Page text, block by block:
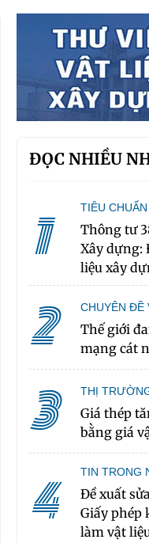
ĐỌC NHIỀU
1 TIÊU
Thông tư
Xây dựng:
liệu xây
2 CHUYÊN ĐỀ
Thế giới
mạng cát
3 THỊ
Giá thép
bằng giá
4 TIN TRONG
Đề xuất
Giấy phép
làm vật